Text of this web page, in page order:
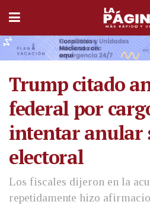
Trump citado
federal por
intentar anular
electoral
Los fiscales dijeron en la
repetidamente hizo